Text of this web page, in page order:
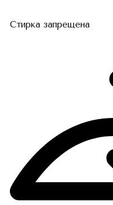
Стирка запрещена